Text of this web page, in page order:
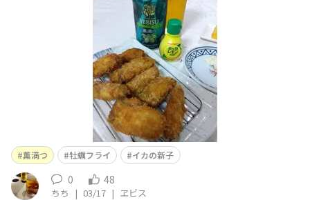
薫満つ 牡蠣フライ イカの新子
0 48
ちち | 03/17 | ヱビス